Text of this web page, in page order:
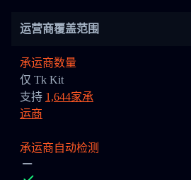
运营商覆盖范围
承运商数量
仅 Tk Kit
支持 1,644家承
运商
承运商自动检测